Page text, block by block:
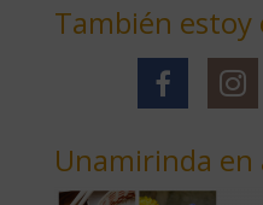
También estoy
Unamirinda en